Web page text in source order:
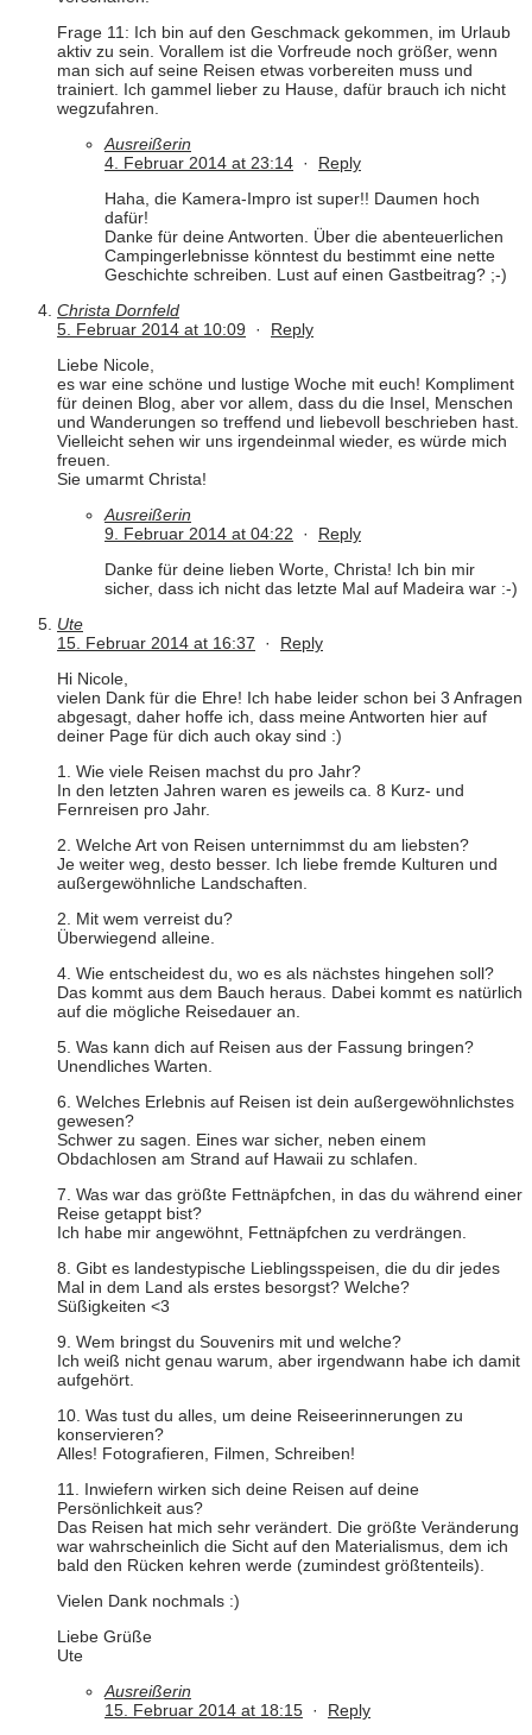
Frage 11: Ich bin auf den Geschmack gekommen, im Urlaub
aktiv zu sein. Vorallem ist die Vorfreude noch größer, wenn
man sich auf seine Reisen etwas vorbereiten muss und
trainiert. Ich gammel lieber zu Hause, dafür brauch ich nicht
wegzufahren.
Ausreißerin
4. Februar 2014 at 23:14 · Reply
Haha, die Kamera-Impro ist super!! Daumen hoch
dafür!
Danke für deine Antworten. Über die abenteuerlichen
Campingerlebnisse könntest du bestimmt eine nette
Geschichte schreiben. Lust auf einen Gastbeitrag? ;-)
Christa Dornfeld
5. Februar 2014 at 10:09 · Reply
Liebe Nicole,
es war eine schöne und lustige Woche mit euch! Kompliment
für deinen Blog, aber vor allem, dass du die Insel, Menschen
und Wanderungen so treffend und liebevoll beschrieben hast.
Vielleicht sehen wir uns irgendeinmal wieder, es würde mich
freuen.
Sie umarmt Christa!
Ausreißerin
9. Februar 2014 at 04:22 · Reply
Danke für deine lieben Worte, Christa! Ich bin mir
sicher, dass ich nicht das letzte Mal auf Madeira war :-)
Ute
15. Februar 2014 at 16:37 · Reply
Hi Nicole,
vielen Dank für die Ehre! Ich habe leider schon bei 3 Anfragen
abgesagt, daher hoffe ich, dass meine Antworten hier auf
deiner Page für dich auch okay sind :)
1. Wie viele Reisen machst du pro Jahr?
In den letzten Jahren waren es jeweils ca. 8 Kurz- und
Fernreisen pro Jahr.
2. Welche Art von Reisen unternimmst du am liebsten?
Je weiter weg, desto besser. Ich liebe fremde Kulturen und
außergewöhnliche Landschaften.
2. Mit wem verreist du?
Überwiegend alleine.
4. Wie entscheidest du, wo es als nächstes hingehen soll?
Das kommt aus dem Bauch heraus. Dabei kommt es natürlich
auf die mögliche Reisedauer an.
5. Was kann dich auf Reisen aus der Fassung bringen?
Unendliches Warten.
6. Welches Erlebnis auf Reisen ist dein außergewöhnlichstes
gewesen?
Schwer zu sagen. Eines war sicher, neben einem
Obdachlosen am Strand auf Hawaii zu schlafen.
7. Was war das größte Fettnäpfchen, in das du während einer
Reise getappt bist?
Ich habe mir angewöhnt, Fettnäpfchen zu verdrängen.
8. Gibt es landestypische Lieblingsspeisen, die du dir jedes
Mal in dem Land als erstes besorgst? Welche?
Süßigkeiten <3
9. Wem bringst du Souvenirs mit und welche?
Ich weiß nicht genau warum, aber irgendwann habe ich damit
aufgehört.
10. Was tust du alles, um deine Reiseerinnerungen zu
konservieren?
Alles! Fotografieren, Filmen, Schreiben!
11. Inwiefern wirken sich deine Reisen auf deine
Persönlichkeit aus?
Das Reisen hat mich sehr verändert. Die größte Veränderung
war wahrscheinlich die Sicht auf den Materialismus, dem ich
bald den Rücken kehren werde (zumindest größtenteils).
Vielen Dank nochmals :)
Liebe Grüße
Ute
Ausreißerin
15. Februar 2014 at 18:15 · Reply